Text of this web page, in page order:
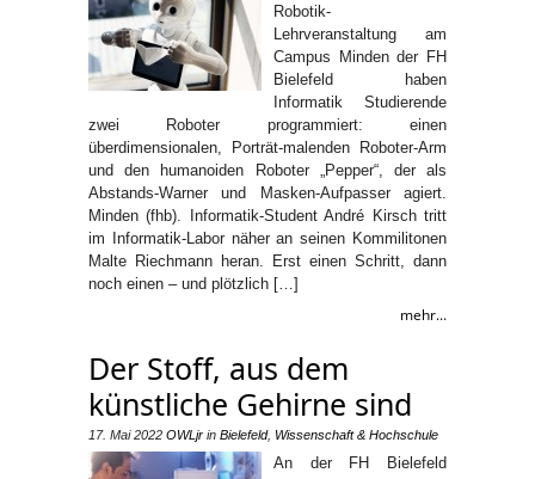
Robotik-
Lehrveranstaltung am
Campus Minden der FH
Bielefeld haben
Informatik Studierende
zwei Roboter programmiert: einen
überdimensionalen, Porträt-malenden Roboter-Arm
und den humanoiden Roboter „Pepper“, der als
Abstands-Warner und Masken-Aufpasser agiert.
Minden (fhb). Informatik-Student André Kirsch tritt
im Informatik-Labor näher an seinen Kommilitonen
Malte Riechmann heran. Erst einen Schritt, dann
noch einen – und plötzlich […]
mehr...
Der Stoff, aus dem
künstliche Gehirne sind
17. Mai 2022 OWLjr in Bielefeld, Wissenschaft & Hochschule
An der FH Bielefeld